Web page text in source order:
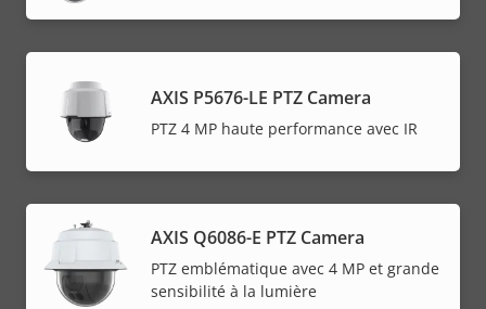
AXIS P5676-LE PTZ Camera
PTZ 4 MP haute performance avec IR
AXIS Q6086-E PTZ Camera
PTZ emblématique avec 4 MP et grande
sensibilité à la lumière